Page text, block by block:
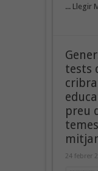
... Llegir
tests
preu
24 febrer